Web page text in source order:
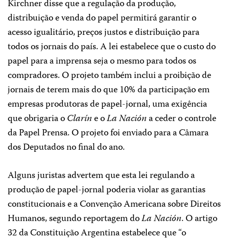
Kirchner disse que a regulação da produção,
distribuição e venda do papel permitirá garantir o
acesso igualitário, preços justos e distribuição para
todos os jornais do país. A lei estabelece que o custo do
papel para a imprensa seja o mesmo para todos os
compradores. O projeto também inclui a proibição de
jornais de terem mais do que 10% da participação em
empresas produtoras de papel-jornal, uma exigência
que obrigaria oClaríne oLa Nacióna ceder o controle
da Papel Prensa. O projeto foi enviado para a Câmara
dos Deputados no final do ano.
Alguns juristas advertem que esta lei regulando a
produção de papel-jornal poderia violar as garantias
constitucionais e a Convenção Americana sobre Direitos
Humanos, segundo reportagem doLa Nación. O artigo
32 da Constituição Argentina estabelece que “o